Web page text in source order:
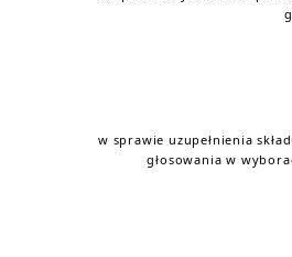
w sprawie uzupełnienia
głosowania w